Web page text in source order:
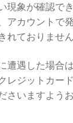
現象が確認で
アカウントで
れておりません
遭遇した場合
レジットカー
さいますよう